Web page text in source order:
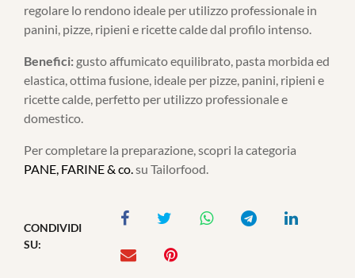
regolare lo rendono ideale per utilizzo professionale in
panini, pizze, ripieni e ricette calde dal profilo intenso.
Benefici: gusto affumicato equilibrato, pasta morbida ed
elastica, ottima fusione, ideale per pizze, panini, ripieni e
ricette calde, perfetto per utilizzo professionale e
domestico.
Per completare la preparazione, scopri la categoria
PANE, FARINE & co.su Tailorfood.
CONDIVIDI
SU: